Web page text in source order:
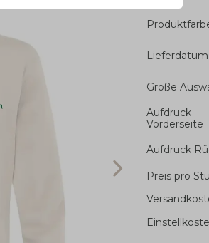
Größe
Aufdruck
Vorderseite
Aufdruck
Preis pro